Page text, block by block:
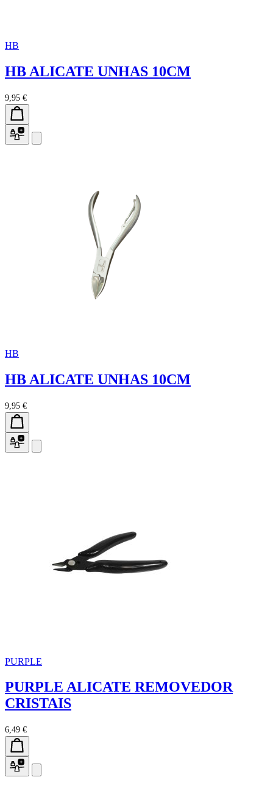
HB
HB ALICATE UNHAS 10CM
9,95 €
HB
HB ALICATE UNHAS 10CM
9,95 €
PURPLE
PURPLE ALICATE REMOVEDOR
CRISTAIS
6,49 €